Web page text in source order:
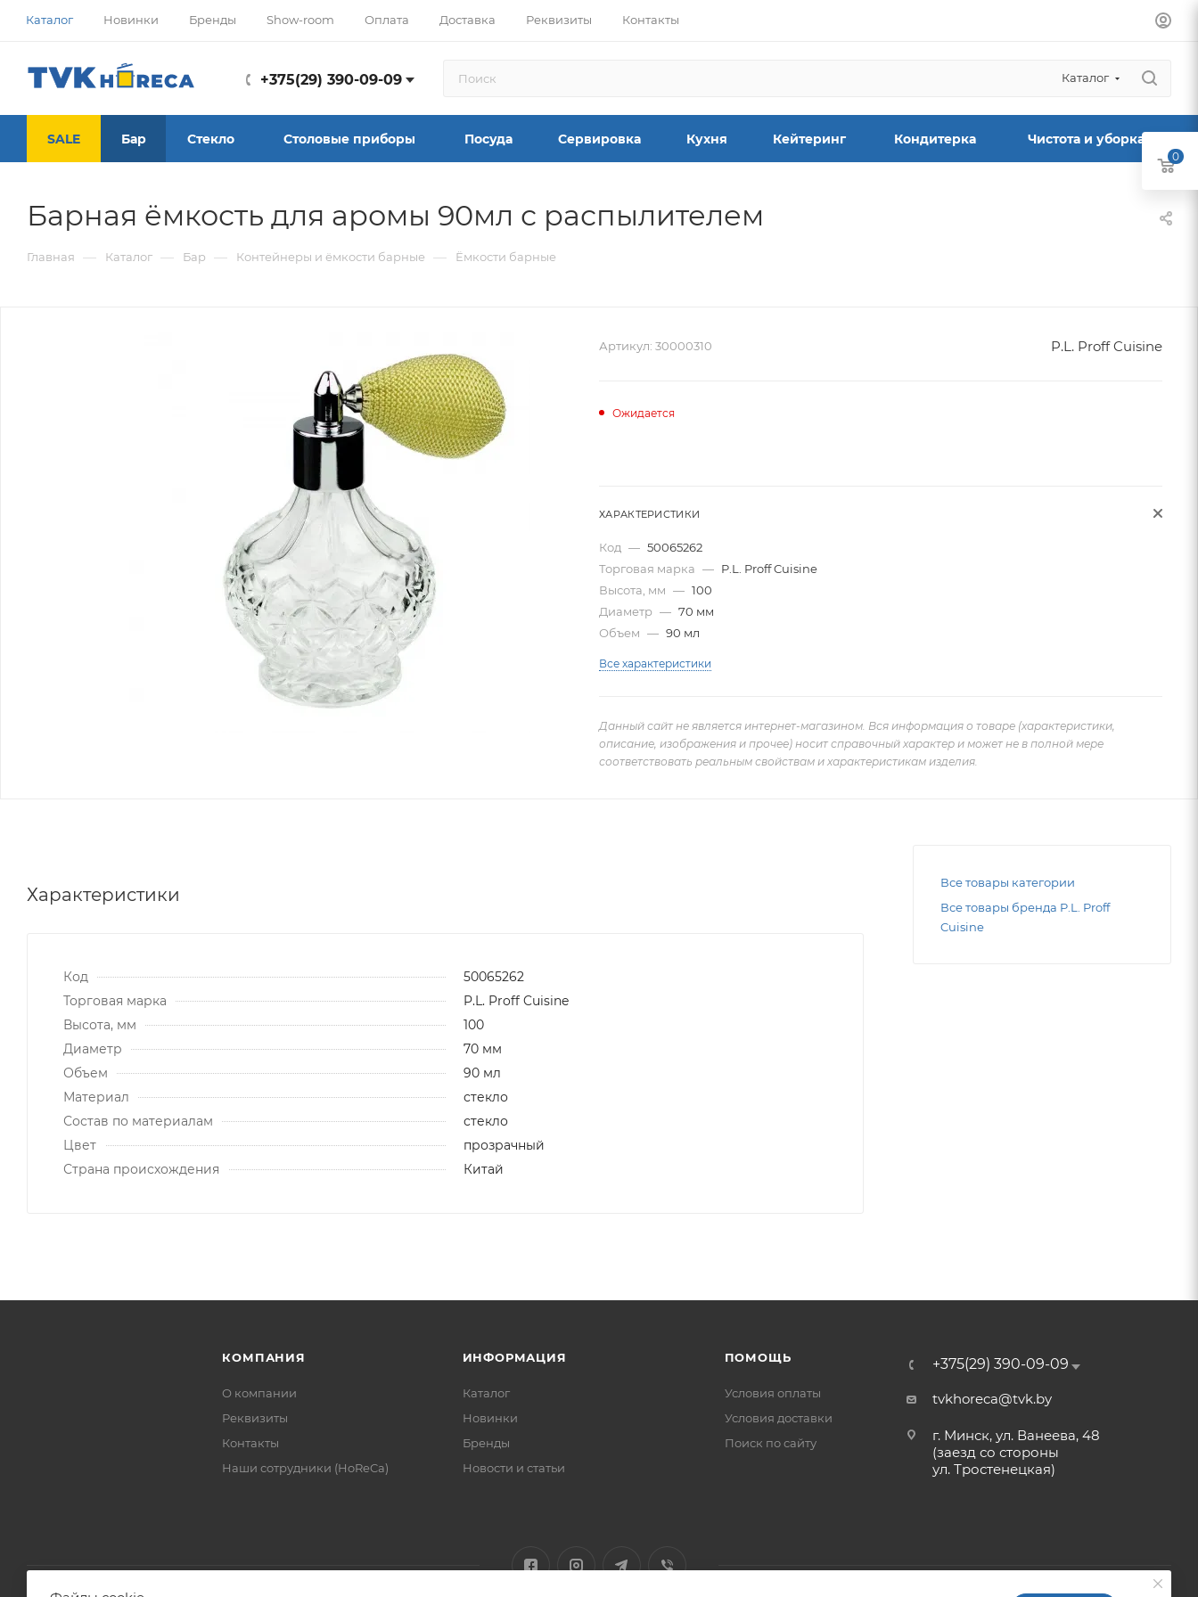
Каталог Новинки Бренды Show-room Оплата Доставка Реквизиты Контакты
+375(29) 390-09-09 Каталог
SALE Бар Стекло Столовые приборы Посуда Сервировка Кухня Кейтеринг Кондитерка Чистота и уборка
Барная ёмкость для аромы 90мл с распылителем
Главная — Каталог — Бар — Контейнеры и ёмкости барные — Ёмкости барные
Артикул: 30000310 P.L. Proff Cuisine
Ожидается
ХАРАКТЕРИСТИКИ
Код — 50065262
Торговая марка — P.L. Proff Cuisine
Высота, мм — 100
Диаметр — 70 мм
Объем — 90 мл
Все характеристики
Данный сайт не является интернет-магазином. Вся информация о товаре (характеристики,
описание, изображения и прочее) носит справочный характер и может не в полной мере
соответствовать реальным свойствам и характеристикам изделия.
Характеристики
Код
50065262
Торговая марка
P.L. Proff Cuisine
Высота, мм
100
Диаметр
70 мм
Объем
90 мл
Материал
стекло
Состав по материалам
стекло
Цвет
прозрачный
Страна происхождения
Китай
Все товары категории
Все товары бренда P.L. Proff
Cuisine
КОМПАНИЯ
О компании
Реквизиты
Контакты
Наши сотрудники (HoReCa)
ИНФОРМАЦИЯ
Каталог
Новинки
Бренды
Новости и статьи
ПОМОЩЬ
Условия оплаты
Условия доставки
Поиск по сайту
+375(29) 390-09-09
tvkhoreca@tvk.by
г. Минск, ул. Ванеева, 48
(заезд со стороны
ул. Тростенецкая)
0